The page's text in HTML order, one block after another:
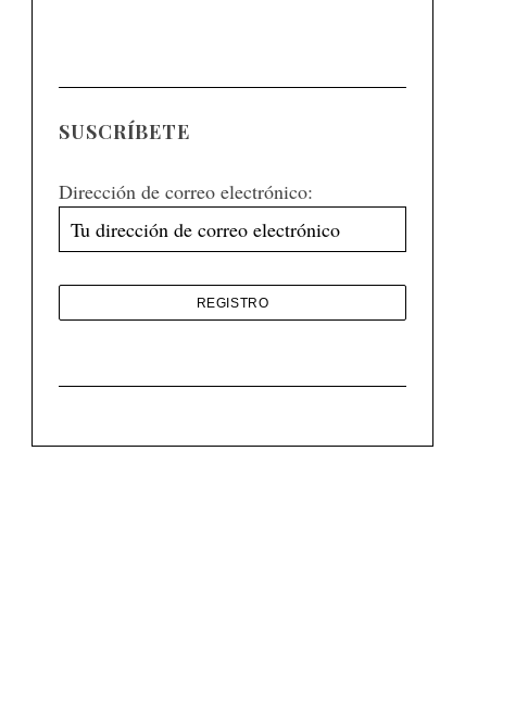
SUSCRÍBETE
Dirección de correo electrónico: